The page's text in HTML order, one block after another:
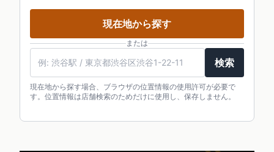
現在地から探す
または
検索
現在地から探す場合、ブラウザの位置情報の使用許可が必要で
す。位置情報は店舗検索のためだけに使用し、保存しません。